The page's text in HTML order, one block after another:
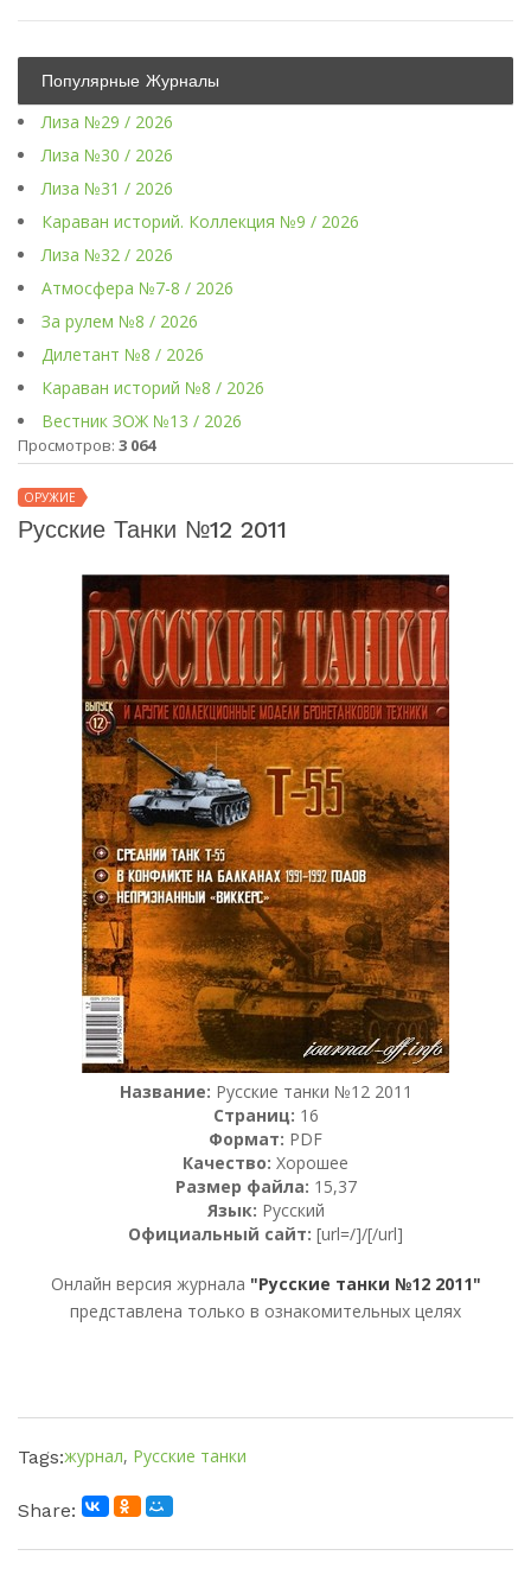
Популярные Журналы
Лиза №29 / 2026
Лиза №30 / 2026
Лиза №31 / 2026
Караван историй. Коллекция №9 / 2026
Лиза №32 / 2026
Атмосфера №7-8 / 2026
За рулем №8 / 2026
Дилетант №8 / 2026
Караван историй №8 / 2026
Вестник ЗОЖ №13 / 2026
Просмотров: 3 064
ОРУЖИЕ
Русские Танки №12 2011
Название: Русские танки №12 2011
Страниц: 16
Формат: PDF
Качество: Хорошее
Размер файла: 15,37
Язык: Русский
Официальный сайт: [url=/]/[/url]
Онлайн версия журнала "Русские танки №12 2011"
представлена только в ознакомительных целях
Tags:журнал, Русские танки
Share: